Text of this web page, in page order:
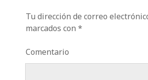
Tu dirección de correo
marcados con*
Comentario